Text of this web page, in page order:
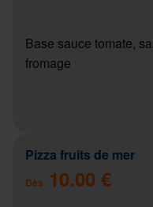
Base sauce tomate,
fromage
Pizza fruits de mer
Dès 10.00 €